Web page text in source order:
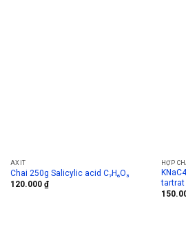
AXIT
Chai 250g Salicylic acid C₇H₆O₃
120.000 ₫
HỢP
tartrat